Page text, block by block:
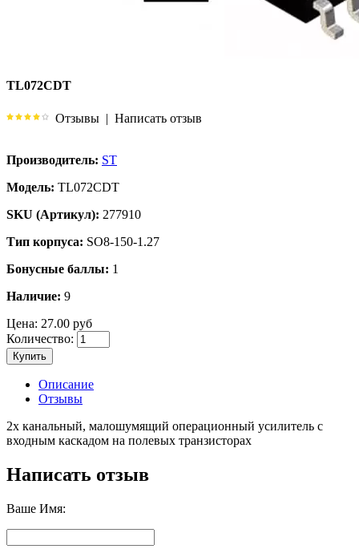
TL072CDT
Отзывы | Написать отзыв
Производитель: ST
Модель: TL072CDT
SKU (Артикул): 277910
Тип корпуса: SO8-150-1.27
Бонусные баллы: 1
Наличие: 9
Цена: 27.00 руб
Количество:
Купить
Описание
Отзывы
2х канальный, малошумящий операционный усилитель с
входным каскадом на полевых транзисторах
Написать отзыв
Ваше Имя: